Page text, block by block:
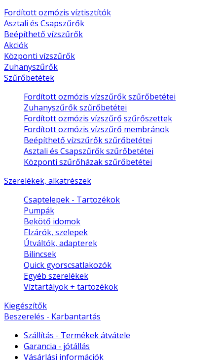
Fordított ozmózis víztisztítók
Asztali és Csapszűrők
Beépíthető vízszűrők
Akciók
Központi vízszűrők
Zuhanyszűrők
Szűrőbetétek
Fordított ozmózis vízszűrők szűrőbetétei
Zuhanyszűrők szűrőbetétei
Fordított ozmózis vízszűrő szűrőszettek
Fordított ozmózis vízszűrő membránok
Beépíthető vízszűrők szűrőbetétei
Asztali és Csapszűrők szűrőbetétei
Központi szűrőházak szűrőbetétei
Szerelékek, alkatrészek
Csaptelepek - Tartozékok
Pumpák
Bekötő idomok
Elzárók, szelepek
Útváltók, adapterek
Bilincsek
Quick gyorscsatlakozók
Egyéb szerelékek
Víztartályok + tartozékok
Kiegészítők
Beszerelés - Karbantartás
Szállítás - Termékek átvátele
Garancia - jótállás
Vásárlási információk